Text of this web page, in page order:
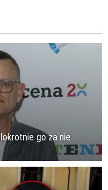
go za nie